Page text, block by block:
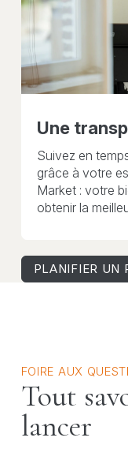
Une
Suivez en
grâce à votre
Market : votre
obtenir la
PLANIFIER UN
FOIRE AUX
Tout
lancer